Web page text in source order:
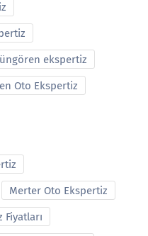
ekspertiz
Oto Ekspertiz
Merter Oto Ekspertiz
Fiyatları